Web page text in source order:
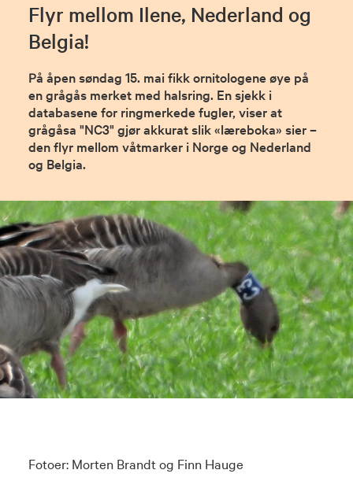
Flyr mellom Ilene, Nederland og
Belgia!
På åpen søndag 15. mai fikk ornitologene øye på
en grågås merket med halsring. En sjekk i
databasene for ringmerkede fugler, viser at
grågåsa "NC3" gjør akkurat slik «læreboka» sier –
den flyr mellom våtmarker i Norge og Nederland
og Belgia.
Fotoer: Morten Brandt og Finn Hauge